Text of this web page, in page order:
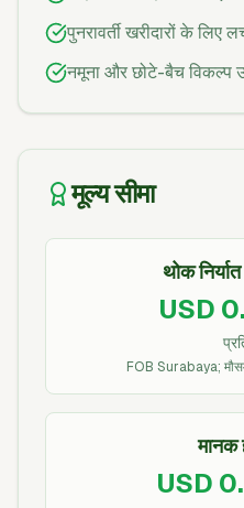
पुनरावर्ती खरीदारों के लिए
नमूना और छोटे-बैच विकल्प
मूल्य सीमा
थोक
USD
FOB Surabaya;
मानक
USD